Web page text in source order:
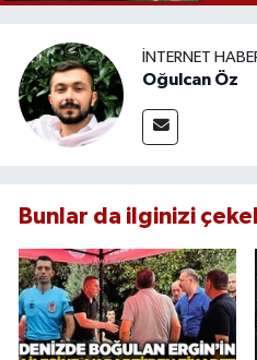
İNTERNET
Oğulcan Öz
Bunlar da ilginizi